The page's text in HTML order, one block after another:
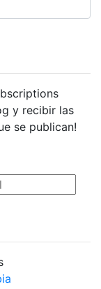
y recibir las
se publican!